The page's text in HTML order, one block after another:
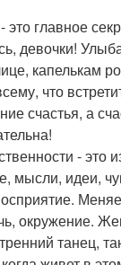
главное
девочки!
капелькам
что
счастья, а
- это
мысли, идеи,
окружение.
танец,